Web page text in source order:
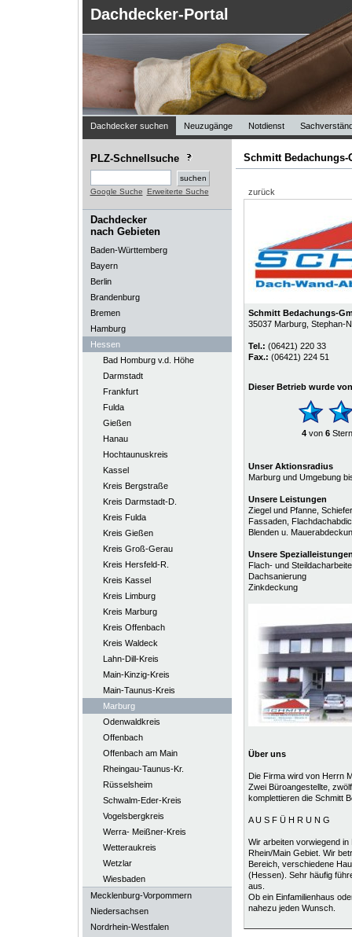
Dachdecker-Portal
Dachdecker suchen Neuzugänge Notdienst
PLZ-Schnellsuche
Google Suche Erweiterte Suche
Dachdecker
nach Gebieten
Baden-Württemberg
Bayern
Berlin
Brandenburg
Bremen
Hamburg
Hessen
Bad Homburg v.d. Höhe
Darmstadt
Frankfurt
Fulda
Gießen
Hanau
Hochtaunuskreis
Kassel
Kreis Bergstraße
Kreis Darmstadt-D.
Kreis Fulda
Kreis Gießen
Kreis Groß-Gerau
Kreis Hersfeld-R.
Kreis Kassel
Kreis Limburg
Kreis Marburg
Kreis Offenbach
Kreis Waldeck
Lahn-Dill-Kreis
Main-Kinzig-Kreis
Main-Taunus-Kreis
Marburg
Odenwaldkreis
Offenbach
Offenbach am Main
Rheingau-Taunus-Kr.
Rüsselsheim
Schwalm-Eder-Kreis
Vogelsbergkreis
Werra- Meißner-Kreis
Wetteraukreis
Wetzlar
Wiesbaden
Mecklenburg-Vorpommern
Niedersachsen
Nordrhein-Westfalen
Schmitt Bedachungs-
zurück
Schmitt Bedachungs-
35037 Marburg, Stephan-
Tel.: (06421) 220 33
Fax.: (06421) 224 51
Dieser Betrieb wurde
4von 6
Unser Aktionsradius
Marburg und Umgebung
Unsere Leistungen
Ziegel und Pfanne,
Fassaden,
Blenden u.
Unsere
Flach- und
Dachsanierung
Zinkdeckung
Über uns
Die Firma wird von Herrn
Zwei Büroangestellte,
komplettieren die Schmitt
A U S F Ü H R U N G
Wir arbeiten vorwiegend
Rhein/Main Gebiet. Wir
Bereich, verschiedene
(Hessen). Sehr häufig
aus.
Ob ein Einfamilienhaus
nahezu jeden Wunsch.